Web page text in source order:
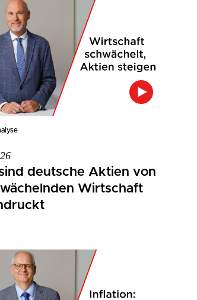
deutsche Aktien von
Wirtschaft